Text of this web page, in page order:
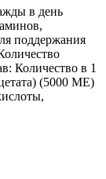
в день
поддержания
Количество в 1
(5000 МЕ)